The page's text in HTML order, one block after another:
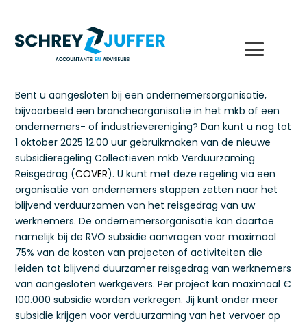
Bent u aangesloten bij een ondernemersorganisatie,
bijvoorbeeld een brancheorganisatie in het mkb of een
ondernemers- of industrievereniging? Dan kunt u nog tot
1 oktober 2025 12.00 uur gebruikmaken van de nieuwe
subsidieregeling Collectieven mkb Verduurzaming
Reisgedrag (COVER). U kunt met deze regeling via een
organisatie van ondernemers stappen zetten naar het
blijvend verduurzamen van het reisgedrag van uw
werknemers. De ondernemersorganisatie kan daartoe
namelijk bij de RVO subsidie aanvragen voor maximaal
75% van de kosten van projecten of activiteiten die
leiden tot blijvend duurzamer reisgedrag van werknemers
van aangesloten werkgevers. Per project kan maximaal €
100.000 subsidie worden verkregen. Jij kunt onder meer
subsidie krijgen voor verduurzaming van het vervoer op